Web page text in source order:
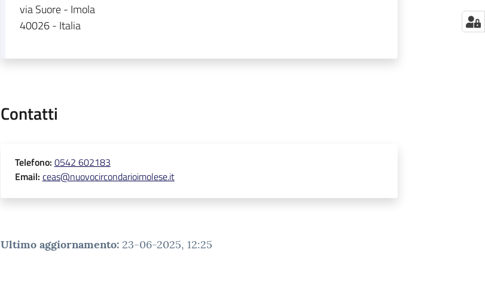
via Suore - Imola
40026 - Italia
Contatti
Telefono: 0542 602183
Email: ceas@nuovocircondarioimolese.it
Ultimo aggiornamento: 23-06-2025, 12:25